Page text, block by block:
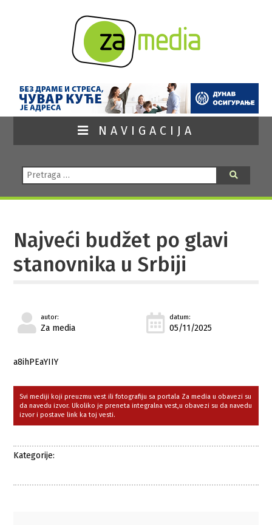
NAVIGACIJA
Pretraga:
Najveći budžet po glavi
stanovnika u Srbiji
autor:
Za media
datum:
05/11/2025
a8ihPEaYIIY
Svi mediji koji preuzmu vest ili fotografiju sa portala Za media u obavezi su
da navedu izvor. Ukoliko je preneta integralna vest,u obavezi su da navedu
izvor i postave link ka toj vesti.
Kategorije: